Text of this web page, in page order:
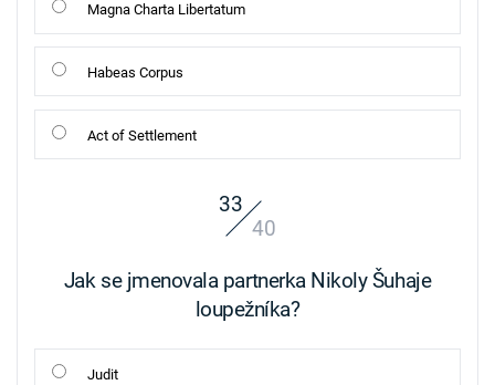
Magna Charta Libertatum
Habeas Corpus
Act of Settlement
33
40
Jak se jmenovala partnerka Nikoly Šuhaje
loupežníka?
Judit